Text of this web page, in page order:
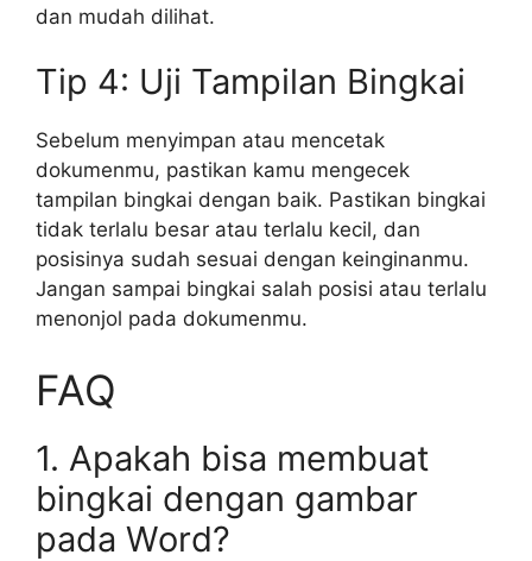
dan mudah dilihat.
Tip 4: Uji Tampilan Bingkai
Sebelum menyimpan atau mencetak
dokumenmu, pastikan kamu mengecek
tampilan bingkai dengan baik. Pastikan bingkai
tidak terlalu besar atau terlalu kecil, dan
posisinya sudah sesuai dengan keinginanmu.
Jangan sampai bingkai salah posisi atau terlalu
menonjol pada dokumenmu.
FAQ
1. Apakah bisa membuat
bingkai dengan gambar
pada Word?